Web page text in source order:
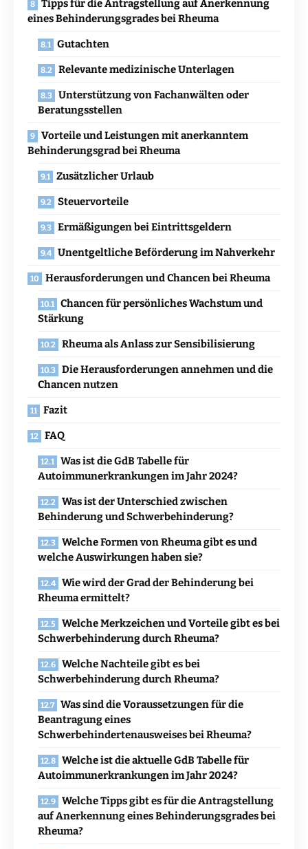
Tipps für die Antragstellung auf Anerkennung
eines Behinderungsgrades bei Rheuma
Gutachten
Relevante medizinische Unterlagen
Unterstützung von Fachanwälten oder
Beratungsstellen
Vorteile und Leistungen mit anerkanntem
Behinderungsgrad bei Rheuma
Zusätzlicher Urlaub
Steuervorteile
Ermäßigungen bei Eintrittsgeldern
Unentgeltliche Beförderung im Nahverkehr
Herausforderungen und Chancen bei Rheuma
Chancen für persönliches Wachstum und
Stärkung
Rheuma als Anlass zur Sensibilisierung
Die Herausforderungen annehmen und die
Chancen nutzen
Fazit
FAQ
Was ist die GdB Tabelle für
Autoimmunerkrankungen im Jahr 2024?
Was ist der Unterschied zwischen
Behinderung und Schwerbehinderung?
Welche Formen von Rheuma gibt es und
welche Auswirkungen haben sie?
Wie wird der Grad der Behinderung bei
Rheuma ermittelt?
Welche Merkzeichen und Vorteile gibt es bei
Schwerbehinderung durch Rheuma?
Welche Nachteile gibt es bei
Schwerbehinderung durch Rheuma?
Was sind die Voraussetzungen für die
Beantragung eines
Schwerbehindertenausweises bei Rheuma?
Welche ist die aktuelle GdB Tabelle für
Autoimmunerkrankungen im Jahr 2024?
Welche Tipps gibt es für die Antragstellung
auf Anerkennung eines Behinderungsgrades bei
Rheuma?